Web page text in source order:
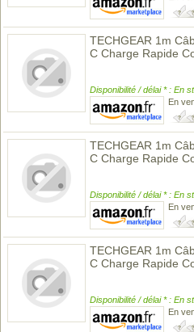
TECHGEAR 1m
C Charge Rapide
Disponibilité / délai * : En
En
TECHGEAR 1m
C Charge Rapide
Disponibilité / délai * : En
En
TECHGEAR 1m
C Charge Rapide
Disponibilité / délai * : En
En